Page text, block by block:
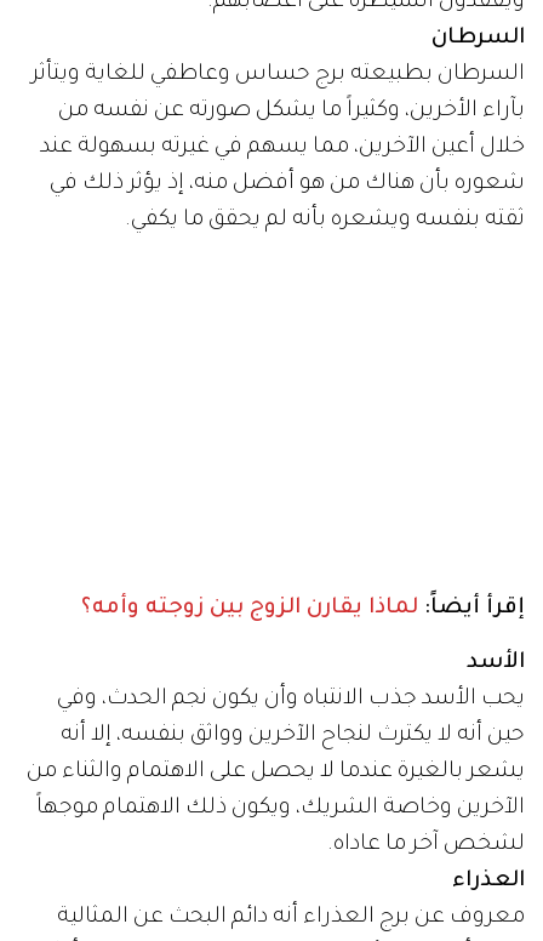
السرطان
السرطان بطبيعته برج حساس وعاطفي للغاية ويتأثر
بآراء الأخرين، وكثيراً ما يشكل صورته عن نفسه من
خلال أعين الآخرين، مما يسهم في غيرته بسهولة عند
شعوره بأن هناك من هو أفضل منه، إذ يؤثر ذلك في
ثقته بنفسه ويشعره بأنه لم يحقق ما يكفي.
إقرأ أيضاً: لماذا يقارن الزوج بين زوجته وأمه؟
الأسد
يحب الأسد جذب الانتباه وأن يكون نجم الحدث، وفي
حين أنه لا يكترث لنجاح الآخرين وواثق بنفسه، إلا أنه
يشعر بالغيرة عندما لا يحصل على الاهتمام والثناء من
الآخرين وخاصة الشريك، ويكون ذلك الاهتمام موجهاً
لشخص آخر ما عاداه.
العذراء
معروف عن برج العذراء أنه دائم البحث عن المثالية